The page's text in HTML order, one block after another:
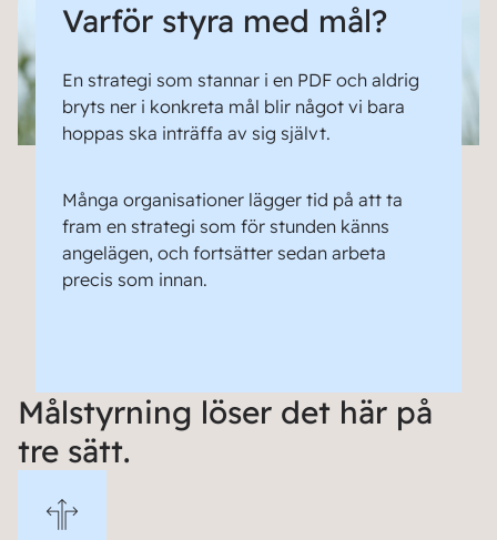
Varför styra med mål?
En strategi som stannar i en PDF och aldrig
bryts ner i konkreta mål blir något vi bara
hoppas ska inträffa av sig självt.
Många organisationer lägger tid på att ta
fram en strategi som för stunden känns
angelägen, och fortsätter sedan arbeta
precis som innan.
Målstyrning löser det här på
tre sätt.